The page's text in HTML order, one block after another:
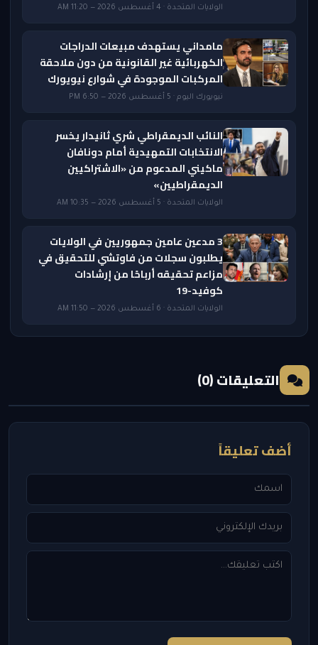
الولايات المتحدة · 4 أغسطس 2026 — 11:20 AM
مامداني يستهدف مبيعات الدراجات
الكهربائية غير القانونية من دون ملاحقة
المركبات الموجودة في شوارع نيويورك
نيويورك اليوم · 5 أغسطس 2026 — 6:50 PM
النائب الديمقراطي شري ثانيدار يخسر
الانتخابات التمهيدية أمام دونافان
ماكيني المدعوم من «الاشتراكيين
الديمقراطيين»
الولايات المتحدة · 5 أغسطس 2026 — 10:35 AM
3 مدعين عامين جمهوريين في الولايات
يطلبون سجلات من فاوتشي للتحقيق في
مزاعم تحقيقه أرباحًا من إرشادات
كوفيد-19
الولايات المتحدة · 6 أغسطس 2026 — 11:50 AM
التعليقات (0)
أضف تعليقاً